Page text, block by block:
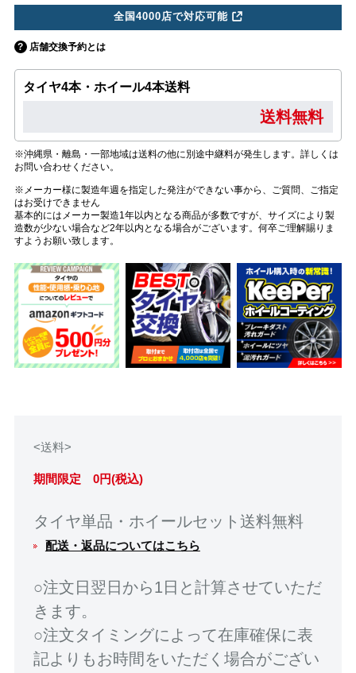
全国4000店で対応可能
店舗交換予約とは
タイヤ4本・ホイール4本送料
送料無料
※沖縄県・離島・一部地域は送料の他に別途中継料が発生します。詳しくは
お問い合わせください。
※メーカー様に製造年週を指定した発注ができない事から、ご質問、ご指定
はお受けできません
基本的にはメーカー製造1年以内となる商品が多数ですが、サイズにより製
造数が少ない場合など2年以内となる場合がございます。何卒ご理解賜りま
すようお願い致します。
<送料>
期間限定 0円(税込)
タイヤ単品・ホイールセット送料無料
配送・返品についてはこちら
○注文日翌日から1日と計算させていただ
きます。
○注文タイミングによって在庫確保に表
記よりもお時間をいただく場合がござい